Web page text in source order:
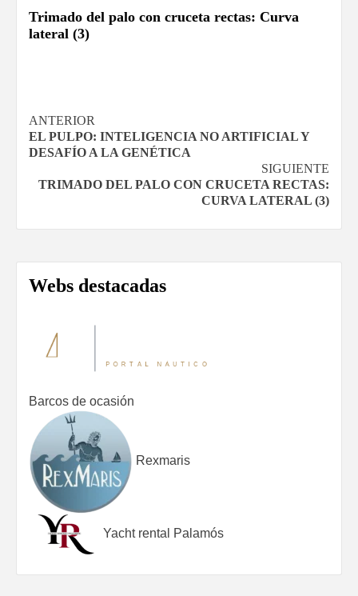
Trimado del palo con cruceta rectas: Curva
lateral (3)
Navegación
de
entradas
ANTERIOR
EL PULPO: INTELIGENCIA NO ARTIFICIAL Y
DESAFÍO A LA GENÉTICA
SIGUIENTE
TRIMADO DEL PALO CON CRUCETA RECTAS:
CURVA LATERAL (3)
Webs destacadas
Barcos de ocasión
Rexmaris
Yacht rental Palamós